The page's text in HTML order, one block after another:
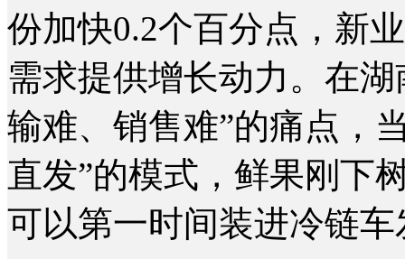
份加快0.2个百分点，新
需求提供增长动力。在
输难、销售难”的痛点，
直发”的模式，鲜果刚下
可以第一时间装进冷链